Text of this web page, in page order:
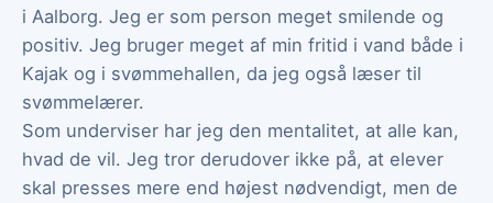
i Aalborg. Jeg er som person meget smilende og
positiv. Jeg bruger meget af min fritid i vand både i
Kajak og i svømmehallen, da jeg også læser til
svømmelærer.
Som underviser har jeg den mentalitet, at alle kan,
hvad de vil. Jeg tror derudover ikke på, at elever
skal presses mere end højest nødvendigt, men de